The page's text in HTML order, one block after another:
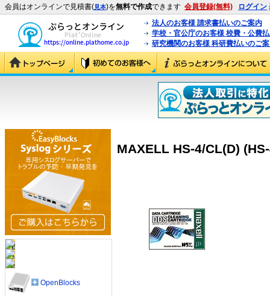
会員はオンラインで見積書(見本)を無料で作成できます 会員登録(無料) ログイン
法人のお客様 請求書払いのご案内
学校・官公庁のお客様 校費・公費
研究機関のお客様 科研費払いのご
MAXELL HS-4/CL(D)
OpenBlocks